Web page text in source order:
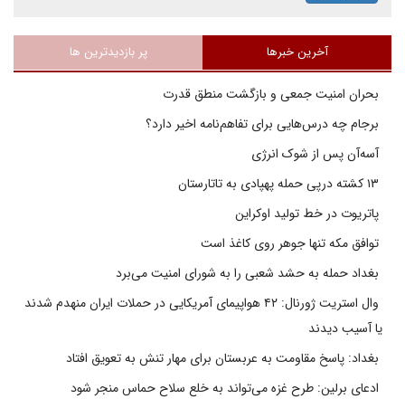
آخرین خبرها پر بازدیدترین ها
بحران امنیت جمعی و بازگشت منطق قدرت
برجام چه درس‌هایی برای تفاهم‌نامه اخیر دارد؟
آسه‌آن پس از شوک انرژی
پاتریوت در خط تولید اوکراین
توافق مکه تنها جوهر روی کاغذ است
بغداد حمله به حشد شعبی را به شورای امنیت می‌برد
وال استریت ژورنال: ۴۲ هواپیمای آمریکایی در حملات ایران منهدم شدند
یا آسیب دیدند
بغداد: پاسخ مقاومت به عربستان برای مهار تنش به تعویق افتاد
ادعای برلین: طرح غزه می‌تواند به خلع سلاح حماس منجر شود